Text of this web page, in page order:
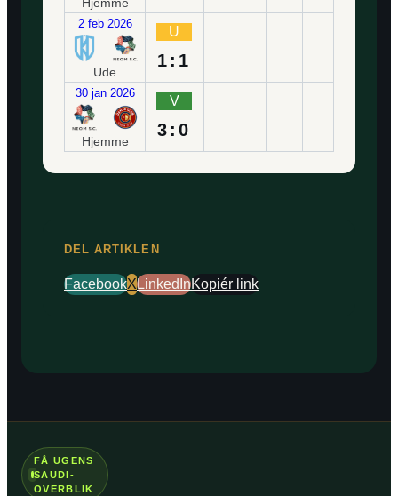
2 feb 2026
Ude
U
1:1
30 jan 2026
Hjemme
V
3:0
DEL ARTIKLEN
FacebookXLinkedInKopiér link
FÅ UGENS
SAUDI-
OVERBLIK